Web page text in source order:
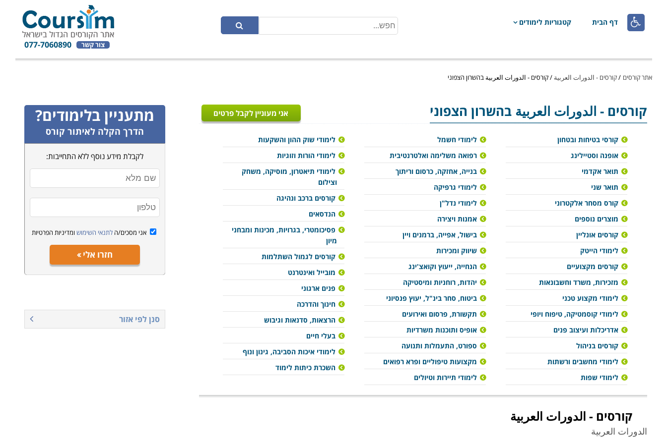
 דף הבית קטגוריות לימודים
צור קשר 077-7060890
אתר קורסים /קורסים - الدورات العربية /קורסים - الدورات العربية בהשרון הצפוני
קורסים - الدورات العربية בהשרון הצפוני אני מעוניין לקבל פרטים
קורסי בטיחות ובטחון
אופנה וסטיילינג
תואר אקדמי
תואר שני
קורס מסחר אלקטרוני
מוצרים נוספים
קורסים אונליין
לימודי הייטק
קורסים מקצועיים
מזכירות, משרד וחשבונאות
לימודי מקצוע טכני
לימודי קוסמטיקה, טיפוח ויופי
אדריכלות ועיצוב פנים
קורסים בניהול
לימודי מחשבים ורשתות
לימודי שפות
לימודי חשמל
רפואה משלימה ואלטרנטיבית
בנייה, אחזקה, כרסום וריתוך
לימודי גרפיקה
לימודי נדל"ן
אמנות ויצירה
בישול, אפייה, ברמנים ויין
שיווק ומכירות
הנחייה, ייעוץ וקואצ'ינג
יהדות, רוחניות ומיסטיקה
ביטוח, סחר בינ"ל, יעוץ פנסיוני
תקשורת, פרסום ואירועים
אופיס ותוכנות משרדיות
ספורט, התעמלות ותנועה
מקצועות טיפוליים ופרא רפואים
לימודי תיירות וטיולים
לימודי שוק ההון והשקעות
לימודי הורות וזוגיות
לימודי תיאטרון, מוסיקה, משחק
וצילום
קורסים ברכב ונהיגה
הנדסאים
פסיכומטרי, בגרויות, מכינות ומבחני
מיון
קורסים לגמול השתלמות
מובייל ואינטרנט
פנים ארגוני
חינוך והדרכה
הרצאות, סדנאות וגיבוש
בעלי חיים
לימודי איכות הסביבה, גינון ונוף
השכרת כיתות לימוד
קורסים - الدورات العربية
الدورات العربية
מתעניין בלימודים?
הדרך הקלה לאיתור קורס
לקבלת מידע נוסף ללא התחייבות:
אני מסכים/הלתנאי השימוש ומדיניות הפרטיות
חזרו אלי
סנן לפי אזור